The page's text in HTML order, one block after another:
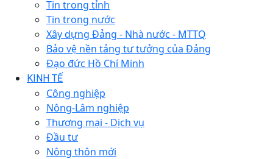
Tin trong tỉnh
Tin trong nước
Xây dựng Đảng - Nhà nước - MTTQ
Bảo vệ nền tảng tư tưởng của Đảng
Đạo đức Hồ Chí Minh
KINH TẾ
Công nghiệp
Nông-Lâm nghiệp
Thương mại - Dịch vụ
Đầu tư
Nông thôn mới